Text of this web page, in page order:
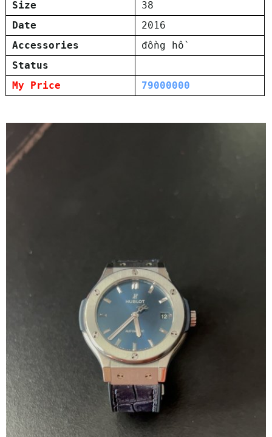
Size
38
Date
2016
Accessories
đồng hồ
Status
My Price
79000000